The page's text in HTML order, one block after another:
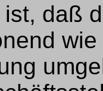
daß